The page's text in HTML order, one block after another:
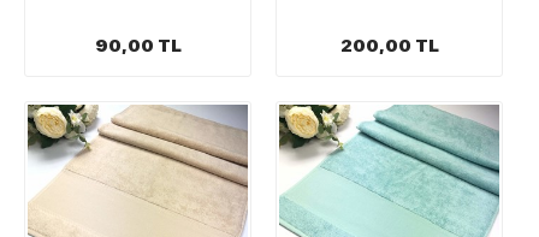
90,00 TL 200,00 TL